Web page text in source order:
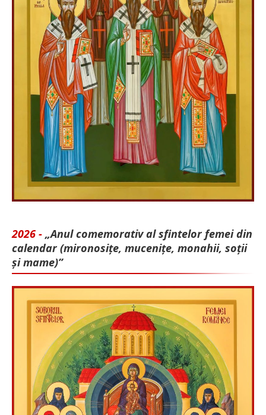
2026 - „Anul comemorativ al sfintelor femei din
calendar (mironosițe, mu­cenițe, monahii, soții
și mame)”